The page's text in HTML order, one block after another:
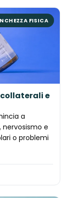
FISICA
e
a
nervosismo e
o problemi